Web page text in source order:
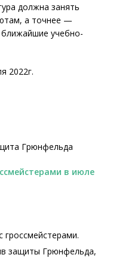
должна занять
а точнее —
учебно-
2022г.
Грюнфельда
гроссмейстерами.
защиты Грюнфельда,